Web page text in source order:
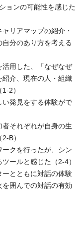
ョンの可能性を感じた
リアマップの紹介・
分のあり方を考える
活用した、「なぜなぜ
介、現在の人・組織
2）
い発見をする体験がで
者それぞれが自身の生
B）
ークを行ったが、シン
ールと感じた（2-4）
ーとともに対話の体験
囲んでの対話の有効